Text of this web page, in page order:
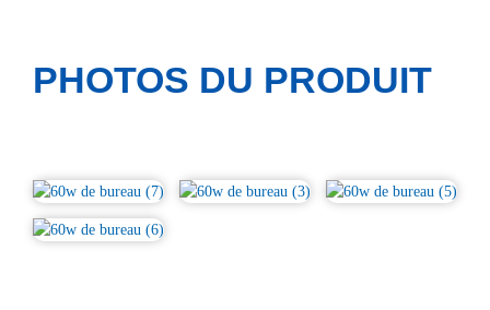
PHOTOS DU PRODUIT